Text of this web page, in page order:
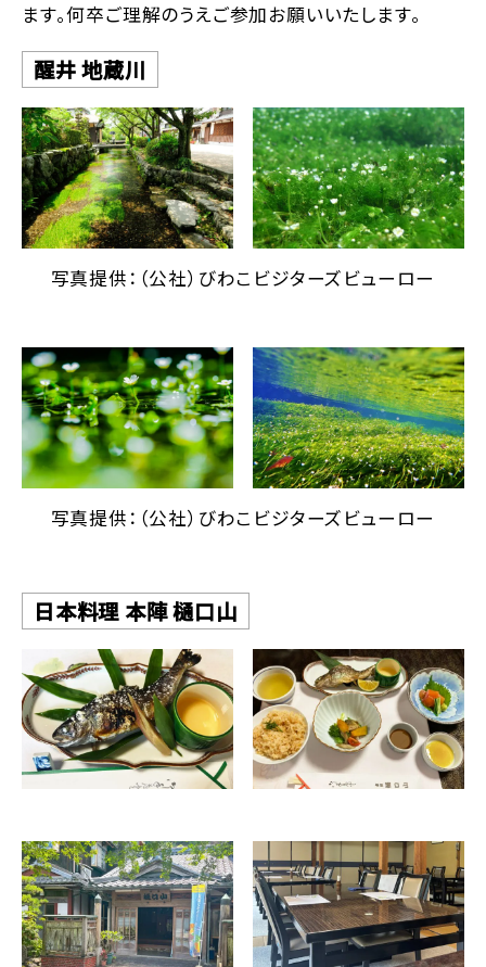
ます。何卒ご理解のうえご参加お願いいたします。
醒井 地蔵川
写真提供：（公社）びわこビジターズビューロー
写真提供：（公社）びわこビジターズビューロー
日本料理 本陣 樋口山